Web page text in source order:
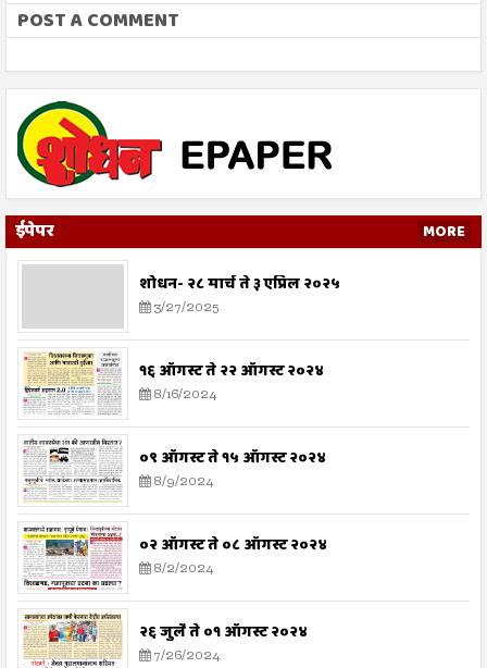
POST A COMMENT
ईपेपर MORE
शोधन- २८ मार्च ते ३ एप्रिल २०२५
3/27/2025
१६ ऑगस्ट ते २२ ऑगस्ट २०२४
8/16/2024
०९ ऑगस्ट ते १५ ऑगस्ट २०२४
8/9/2024
०२ ऑगस्ट ते ०८ ऑगस्ट २०२४
8/2/2024
२६ जुलै ते ०१ ऑगस्ट २०२४
7/26/2024